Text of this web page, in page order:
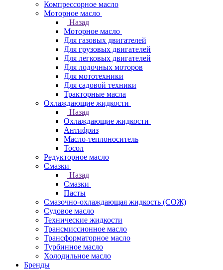
Компрессорное масло
Моторное масло
Назад
Моторное масло
Для газовых двигателей
Для грузовых двигателей
Для легковых двигателей
Для лодочных моторов
Для мототехники
Для садовой техники
Тракторные масла
Охлаждающие жидкости
Назад
Охлаждающие жидкости
Антифриз
Масло-теплоноситель
Тосол
Редукторное масло
Смазки
Назад
Смазки
Пасты
Смазочно-охлаждающая жидкость (СОЖ)
Судовое масло
Технические жидкости
Трансмиссионное масло
Трансформаторное масло
Турбинное масло
Холодильное масло
Бренды